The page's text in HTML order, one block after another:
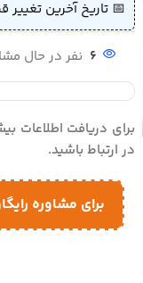
📅 تاریخ آخرین تغییر
6 نفر در حال
برای دریافت اطلاعات
در ارتباط باشید.
برای مشاوره